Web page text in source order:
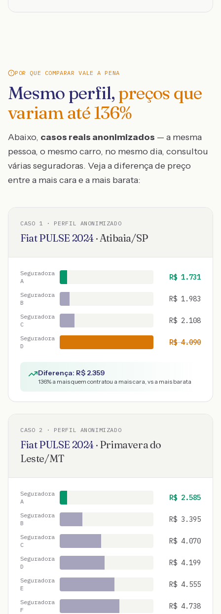
POR QUE COMPARAR VALE A PENA
Mesmo perfil, preços que
variam até136%
Abaixo, casos reais anonimizados — a mesma
pessoa, o mesmo carro, no mesmo dia, consultou
várias seguradoras. Veja a diferença de preço
entre a mais cara e a mais barata:
CASO 1 · PERFIL ANONIMIZADO
FiatPULSE 2024 ·Atibaia/SP
Seguradora
A
R$ 1.731
Seguradora
B
R$ 1.983
Seguradora
C
R$ 2.108
Seguradora
D
R$4.090
Diferença: R$ 2.359
136% a mais quem contratou a mais cara, vs a mais barata
CASO 2 · PERFIL ANONIMIZADO
FiatPULSE 2024 · Primavera do
Leste/MT
Seguradora
A
R$ 2.585
Seguradora
B
R$ 3.395
Seguradora
C
R$ 4.070
Seguradora
D
R$ 4.199
Seguradora
E
R$ 4.555
Seguradora
F
R$ 4.738